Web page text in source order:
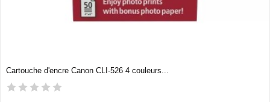
Cartouche d'encre Canon CLI-526 4 couleurs...